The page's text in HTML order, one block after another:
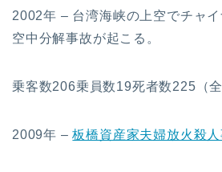
2002年 – 台湾海峡の上空でチャ
空中分解事故が起こる。
乗客数206乗員数19死者数225（全
2009年 –板橋資産家夫婦放火殺